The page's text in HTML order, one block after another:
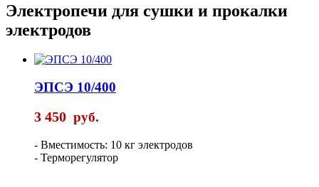
Электропечи для сушки и прокалки
электродов
ЭПСЭ 10/400
3 450 руб.
- Вместимость: 10 кг электродов
- Терморегулятор